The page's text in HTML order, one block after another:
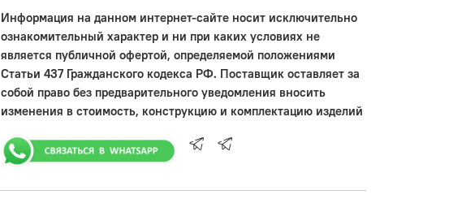
Информация на данном интернет-сайте носит исключительно
ознакомительный характер и ни при каких условиях не
является публичной офертой, определяемой положениями
Статьи 437 Гражданского кодекса РФ. Поставщик оставляет за
собой право без предварительного уведомления вносить
изменения в стоимость, конструкцию и комплектацию изделий